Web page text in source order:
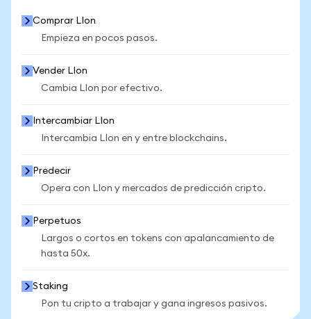
Comprar LIon
Empieza en pocos pasos.
Vender LIon
Cambia LIon por efectivo.
Intercambiar LIon
Intercambia LIon en y entre blockchains.
Predecir
Opera con LIon y mercados de predicción cripto.
Perpetuos
Largos o cortos en tokens con apalancamiento de
hasta 50x.
Staking
Pon tu cripto a trabajar y gana ingresos pasivos.